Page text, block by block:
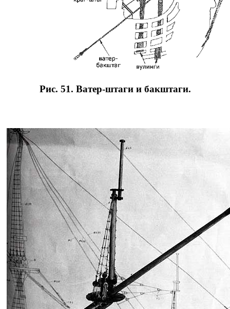
Рис. 51. Ватер-штаги и бакштаги.